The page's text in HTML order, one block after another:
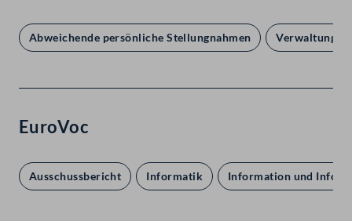
Abweichende persönliche Stellungnahmen
EuroVoc
Ausschussbericht Informatik Information und